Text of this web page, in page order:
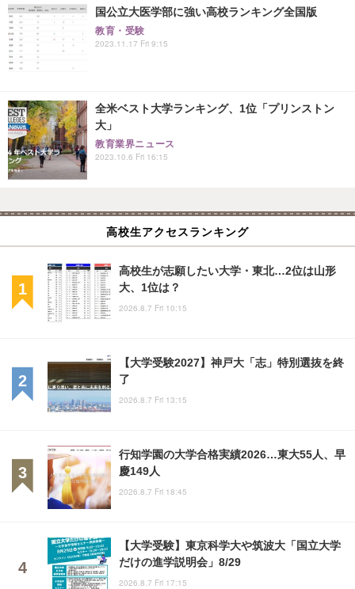
国公立大医学部に強い高校ランキング全国版
教育・受験
2023.11.17 Fri 9:15
全米ベスト大学ランキング、1位「プリンストン
大」
教育業界ニュース
2023.10.6 Fri 16:15
高校生アクセスランキング
高校生が志願したい大学・東北…2位は山形
大、1位は？
2026.8.7 Fri 10:15
【大学受験2027】神戸大「志」特別選抜を終
了
2026.8.7 Fri 13:15
行知学園の大学合格実績2026…東大55人、早
慶149人
2026.8.7 Fri 18:45
【大学受験】東京科学大や筑波大「国立大学
だけの進学説明会」8/29
2026.8.7 Fri 17:15